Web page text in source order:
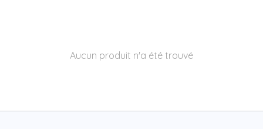
Aucun produit n'a été trouvé